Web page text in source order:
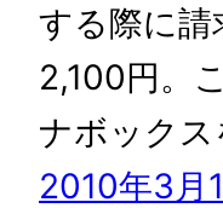
する際に請
2,100円。
ナボック
2010年3月